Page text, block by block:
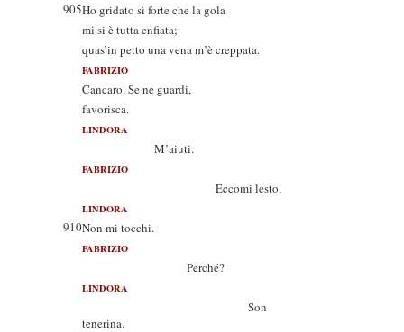
905Ho gridato sì forte che la gola
mi si è tutta enfiata;
quas’in petto una vena m’è creppata.
FABRIZIO
Cancaro. Se ne guardi,
favorisca.
LINDORA
M’aiuti.
FABRIZIO
Eccomi lesto.
LINDORA
910Non mi tocchi.
FABRIZIO
Perché?
LINDORA
Son
tenerina.